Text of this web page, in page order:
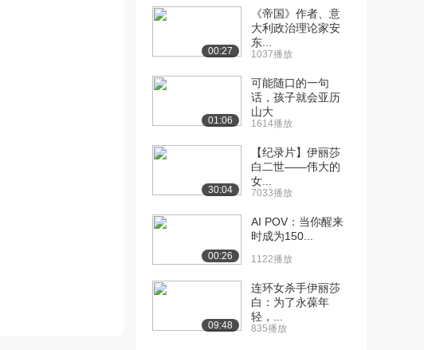
[12] 百年战争（一） 45:14
[13] 百年战争（二）
3.2万播放
[14] 百年战争（三） 48:15
[15] 百年战争（四） 47:31
[16] 骑士精神与背叛
（一）
4.4万播放
[17] 骑士精神与背叛
（二）
2.6万播放
[18] 骑士精神与背叛
00:27
《帝国》作者、意
大利政治理论家安
东...
1037播放
01:06
可能随口的一句
话，孩子就会亚历
山大
1614播放
30:04
【纪录片】伊丽莎
白二世——伟大的
女...
7033播放
00:26
AI POV：当你醒来
时成为150...
1122播放
09:48
连环女杀手伊丽莎
白：为了永葆年
轻，...
835播放